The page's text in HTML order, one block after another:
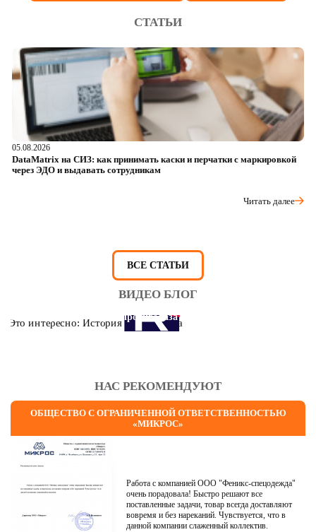
СТАТЬИ
05.08.2026
DataMatrix на СИЗ: как принимать каски и перчатки с маркировкой
через ЭДО и выдавать сотрудникам
Читать далее
ВСЕ СТАТЬИ
ВИДЕО БЛОГ
Это интересно: История противогаза
НАС РЕКОМЕНДУЮТ
ОБЩЕСТВО С ОГРАНИЧЕННОЙ ОТВЕТСТВЕННОСТЬЮ
«МИКРОС»
Работа с компанией ООО "Феникс-спецодежда"
очень порадовала! Быстро решают все
поставленные задачи, товар всегда доставляют
вовремя и без нареканий. Чувствуется, что в
данной компании слаженный коллектив.